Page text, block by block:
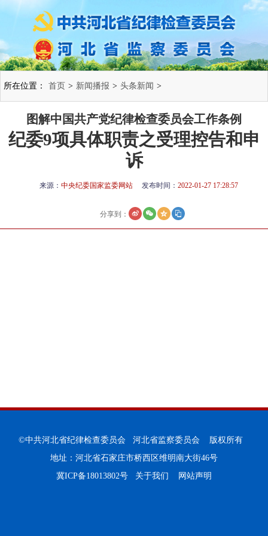
所在位置： 首页 > 新闻播报 > 头条新闻 >
图解中国共产党纪律检查委员会工作条例
纪委9项具体职责之受理控告和申
诉
来源： 中央纪委国家监委网站 发布时间： 2022-01-27 17:28:57
分享到：
©中共河北省纪律检查委员会 河北省监察委员会 版权所有
地址：河北省石家庄市桥西区维明南大街46号
冀ICP备18013802号
关于我们 网站声明